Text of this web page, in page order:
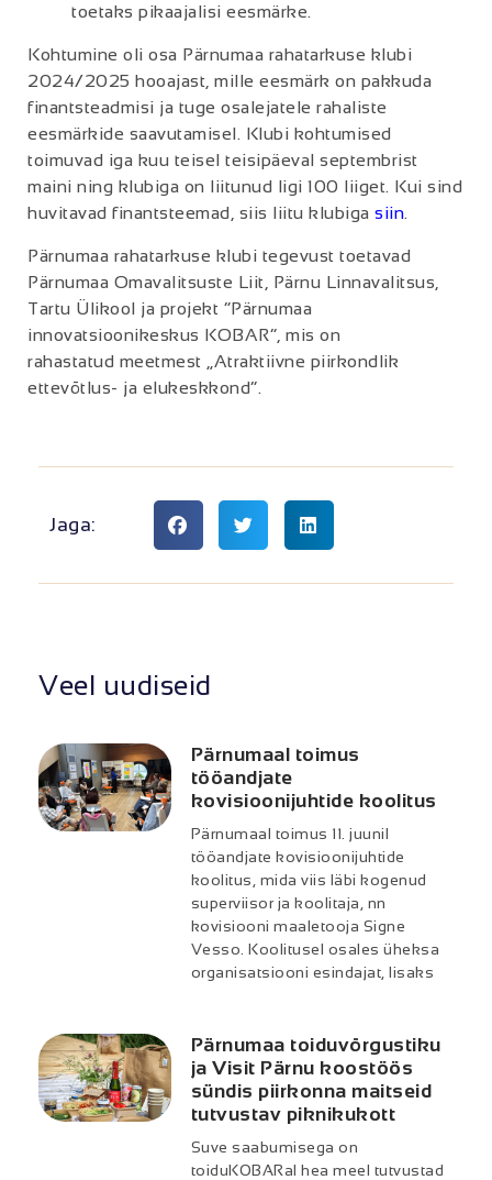
toetaks pikaajalisi eesmärke.
Kohtumine oli osa Pärnumaa rahatarkuse klubi
2024/2025 hooajast, mille eesmärk on pakkuda
finantsteadmisi ja tuge osalejatele rahaliste
eesmärkide saavutamisel. Klubi kohtumised
toimuvad iga kuu teisel teisipäeval septembrist
maini ning klubiga on liitunud ligi 100 liiget. Kui sind
huvitavad finantsteemad, siis liitu klubiga siin.
Pärnumaa rahatarkuse klubi tegevust toetavad
Pärnumaa Omavalitsuste Liit, Pärnu Linnavalitsus,
Tartu Ülikool ja projekt “Pärnumaa
innovatsioonikeskus KOBAR”, mis on
rahastatud meetmest „Atraktiivne piirkondlik
ettevõtlus- ja elukeskkond“.
Jaga:
Veel uudiseid
Pärnumaal toimus
tööandjate
kovisioonijuhtide koolitus
Pärnumaal toimus 11. juunil
tööandjate kovisioonijuhtide
koolitus, mida viis läbi kogenud
superviisor ja koolitaja, nn
kovisiooni maaletooja Signe
Vesso. Koolitusel osales üheksa
organisatsiooni esindajat, lisaks
Pärnumaa toiduvõrgustiku
ja Visit Pärnu koostöös
sündis piirkonna maitseid
tutvustav piknikukott
Suve saabumisega on
toiduKOBARal hea meel tutvustad